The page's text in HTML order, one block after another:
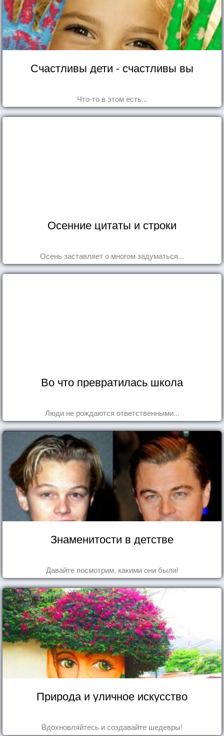
Счастливы дети - счастливы вы
Что-то в этом есть...
Осенние цитаты и строки
Осень заставляет о многом задуматься...
Во что превратилась школа
Люди не рождаются ответственными...
Знаменитости в детстве
Давайте посмотрим, какими они были!
Природа и уличное искусство
Вдохновляйтесь и создавайте шедевры!